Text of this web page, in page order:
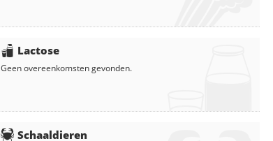
Lactose
Geen overeenkomsten gevonden.
Schaaldieren